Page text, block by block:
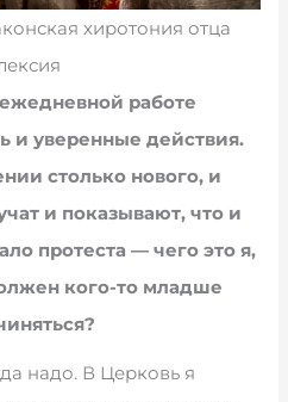
хиротония отца
работе
и уверенные действия.
столько нового, и
и показывают, что и
протеста — чего это я,
кого-то младше
надо. В Церковь я